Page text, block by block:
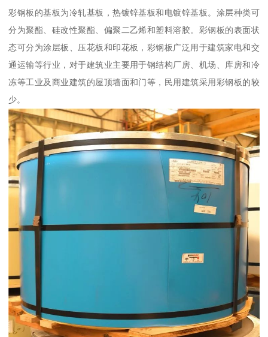
彩钢板的基板为冷轧基板，热镀锌基板和电镀锌基板。涂层种类可
分为聚酯、硅改性聚酯、偏聚二乙烯和塑料溶胶。彩钢板的表面状
态可分为涂层板、压花板和印花板，彩钢板广泛用于建筑家电和交
通运输等行业，对于建筑业主要用于钢结构厂房、机场、库房和冷
冻等工业及商业建筑的屋顶墙面和门等，民用建筑采用彩钢板的较
少。